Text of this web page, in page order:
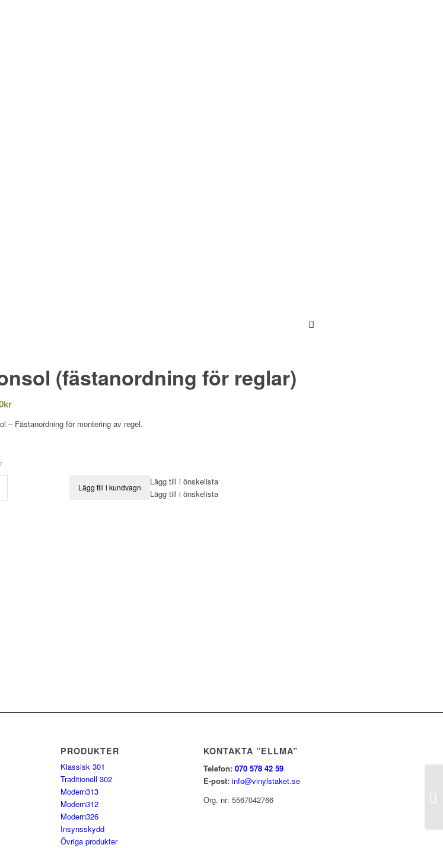
(fästanordning för reglar)
kr
– Fästanordning för montering av regel.
Lägg till i kundvagn
Lägg till i önskelista
Lägg till i önskelista
PRODUKTER
Klassisk 301
Traditionell 302
Modern313
Modern312
Modern326
Insynsskydd
Övriga produkter
KONTAKTA ”ELLMA”
Telefon:070 578 42 59
E-post:info@vinylstaket.se
Org. nr: 5567042766